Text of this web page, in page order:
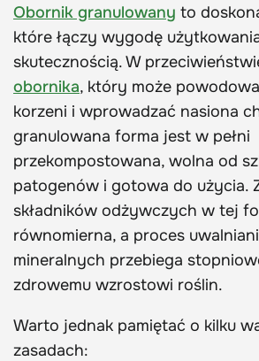
Obornik granulowany to
które łączy wygodę
skutecznością. W
obornika, który może
korzeni i wprowadzać nasiona
granulowana forma jest w pełni
przekompostowana, wolna od
patogenów i gotowa do użycia.
składników odżywczych w tej
równomierna, a proces
mineralnych przebiega
zdrowemu wzrostowi roślin.
Warto jednak pamiętać o kilku
zasadach: